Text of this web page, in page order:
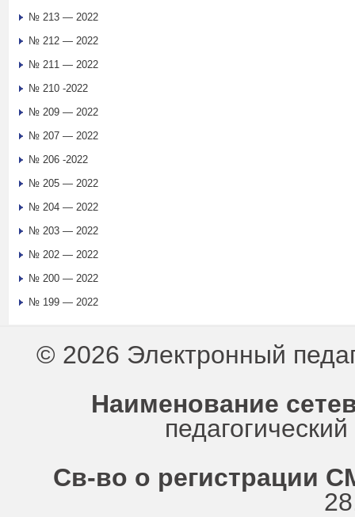
№ 213 — 2022
№ 212 — 2022
№ 211 — 2022
№ 210 -2022
№ 209 — 2022
№ 207 — 2022
№ 206 -2022
№ 205 — 2022
№ 204 — 2022
№ 203 — 2022
№ 202 — 2022
№ 200 — 2022
№ 199 — 2022
© 2026 Электронный
Наименование
Св-во о регистрации